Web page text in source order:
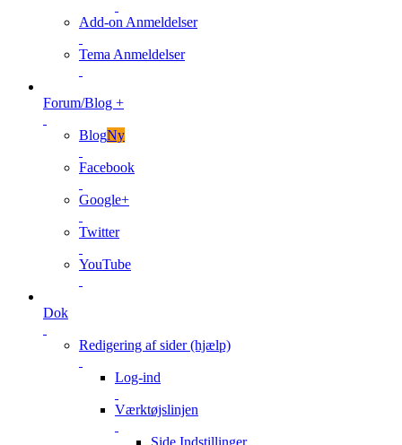
Add-on Anmeldelser
Tema Anmeldelser
Forum/Blog +
BlogNy
Facebook
Google+
Twitter
YouTube
Dok
Redigering af sider (hjælp)
Log-ind
Værktøjslinjen
Side Indstillinger